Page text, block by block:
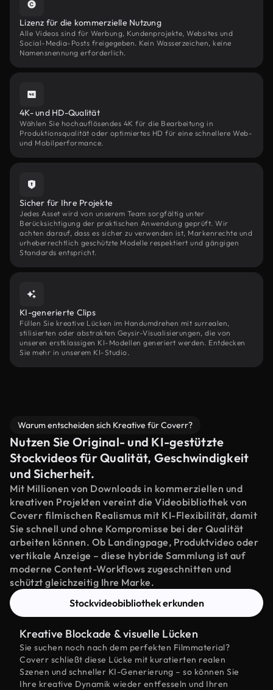
Lizenz für die kommerzielle Nutzung
Alle Videos sind für Werbung, Kundenprojekte, Websites und
Social-Media-Posts freigegeben. Kein Wasserzeichen, keine
Namensnennung erforderlich.
4K- und HD-Qualität
Wählen Sie hochauflösendes 4K für die Bearbeitung in
Produktionsqualität oder optimiertes HD für eine schnellere Web-
und Mobilperformance.
Sicher für Ihre Projekte
Jedes Asset wird von unserem Team sorgfältig unter
Berücksichtigung der praktischen Anwendung geprüft. Wir
achten darauf, dass es sicher zu verwenden ist, Markenrechte und
urheberrechtlich geschützte Modelle respektiert und gängigen
Standards entspricht.
KI-generierte Clips
Füllen Sie kreative Lücken im Handumdrehen mit surrealen,
stilisierten oder abstrakten Geysir-Visualisierungen, die von
unseren erstklassigen KI-Modellen generiert werden. Entdecken
Sie mehr in unserem KI-Studio.
Warum entscheiden sich Kreative für Coverr?
Nutzen Sie Original- und KI-gestützte
Stockvideos für Qualität, Geschwindigkeit
und Sicherheit.
Mit Millionen von Downloads in kommerziellen und
kreativen Projekten vereint die Videobibliothek von
Coverr filmischen Realismus mit KI-Flexibilität, damit
Sie schnell und ohne Kompromisse bei der Qualität
arbeiten können. Ob Landingpage, Produktvideo oder
vertikale Anzeige – diese hybride Sammlung ist auf
moderne Content-Workflows zugeschnitten und
schützt gleichzeitig Ihre Marke.
Stockvideobibliothek erkunden
Kreative Blockade & visuelle Lücken
Sie suchen noch nach dem perfekten Filmmaterial?
Coverr schließt diese Lücke mit kuratierten realen
Szenen und schneller KI-Generierung – so können Sie
Ihre kreative Dynamik wieder entfesseln und Ihren